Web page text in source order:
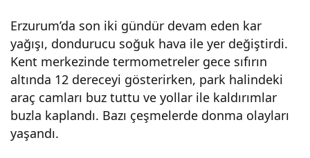
Erzurum’da son iki gündür devam eden kar
yağışı, dondurucu soğuk hava ile yer değiştirdi.
Kent merkezinde termometreler gece sıfırın
altında 12 dereceyi gösterirken, park halindeki
araç camları buz tuttu ve yollar ile kaldırımlar
buzla kaplandı. Bazı çeşmelerde donma olayları
yaşandı.
e
Erz
uru